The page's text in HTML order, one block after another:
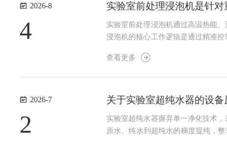
2026-8
4
实验室前处理浸泡机是针
实验室前处理浸泡机通过高温热能
浸泡机的核心工作逻辑是通过精准
定时系统精准控制浸泡时长，确保样
查看更多
2026-7
2
关于实验室超纯水器的设
实验室超纯水器摒弃单一净化技术
原水、纯水到超纯水的梯度提纯，